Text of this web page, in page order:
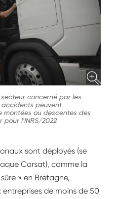
concerné par les
accidents peuvent
montées ou descentes des
pour l'INRS/2022
sont déployés (se
Carsat), comme la
» en Bretagne,
de moins de 50